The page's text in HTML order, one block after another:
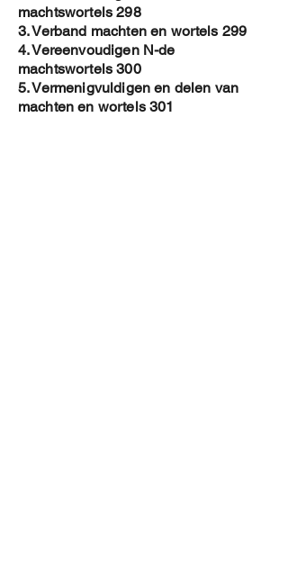
machtswortels 298
3. Verband machten en wortels 299
4. Vereenvoudigen N-de
machtswortels 300
5. Vermenigvuldigen en delen van
machten en wortels 301